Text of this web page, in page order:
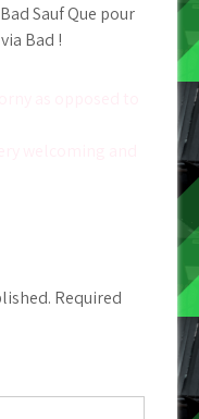
Sauf Que pour
Bad !
Required